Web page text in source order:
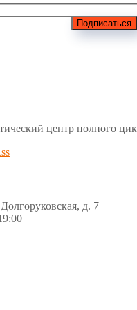
Подписаться
центр полного
д. 7